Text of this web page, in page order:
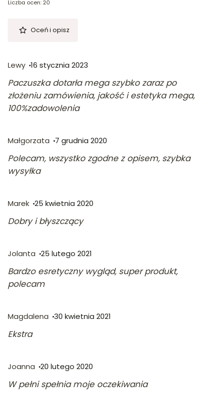
Liczba ocen: 20
Oceń i opisz
Lewy 16 stycznia 2023
Paczuszka dotarła mega szybko zaraz po
złożeniu zamówienia, jakość i estetyka mega,
100%zadowolenia
Małgorzata 7 grudnia 2020
Polecam, wszystko zgodne z opisem, szybka
wysyłka
Marek 25 kwietnia 2020
Dobry i błyszczący
Jolanta 25 lutego 2021
Bardzo esretyczny wygląd, super produkt,
polecam
Magdalena 30 kwietnia 2021
Ekstra
Joanna 20 lutego 2020
W pełni spełnia moje oczekiwania